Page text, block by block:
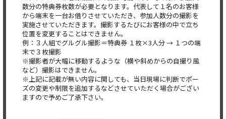
数分の特典券枚数が必要となります。代表して１名のお客様
から端末を一台お借りさせていただき、参加人数分の撮影を
実施させていただきます。撮影するたびにお客様の中で立ち
位置を変更することはできません。
例：３人組でグルグル撮影＝特典券 １枚×3人分 → １つの端
末で３枚撮影
※撮影者が大幅に移動するような（横や斜めからの自撮り風
など）撮影はできません。
※上記に記載が無い内容に関しても、当日現場に判断でポー
ズの変更や制限を追加するなどさせていただく場合がござい
ますので予めご了承下さい。